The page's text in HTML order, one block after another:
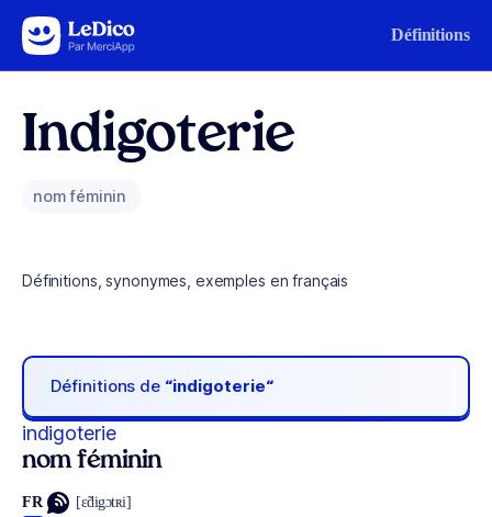
Aller au contenu Définitions
Indigoterie
nom féminin
Définitions, synonymes, exemples en français
Définitions de “indigoterie“
indigoterie
nom féminin
FR [ɛ̃digɔtʀi]